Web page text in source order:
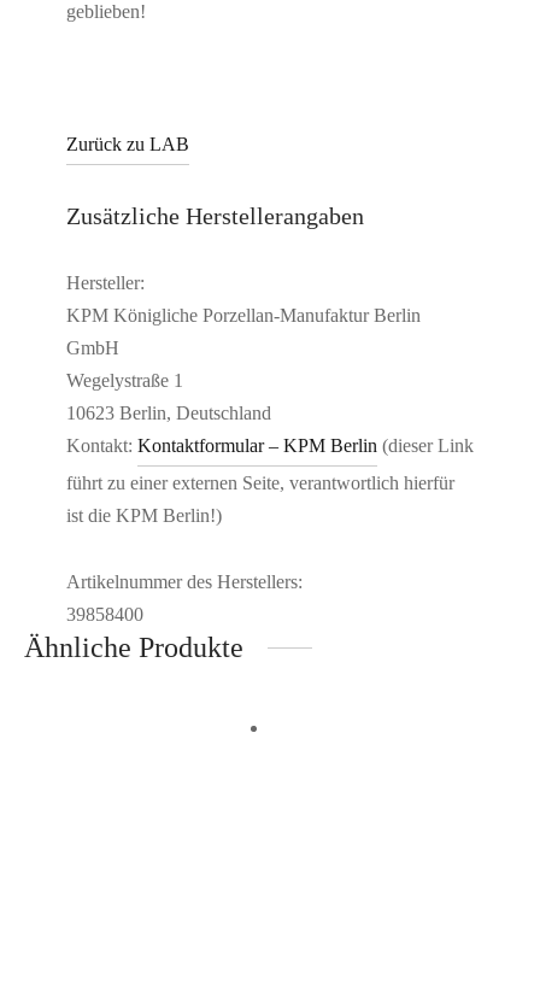
geblieben!
Zurück zu LAB
Zusätzliche Herstellerangaben
Hersteller:
KPM Königliche Porzellan-Manufaktur Berlin
GmbH
Wegelystraße 1
10623 Berlin, Deutschland
Kontakt: Kontaktformular – KPM Berlin (dieser Link
führt zu einer externen Seite, verantwortlich hierfür
ist die KPM Berlin!)
Artikelnummer des Herstellers:
39858400
Ähnliche Produkte